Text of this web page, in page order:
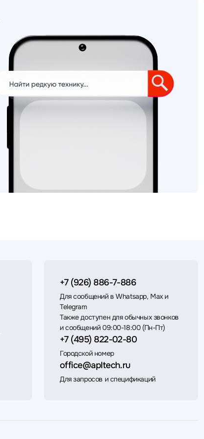
+7 (926) 886-7-886
Для сообщений в Whatsapp, Max и
Telegram
Также доступен для обычных звонков
и сообщений 09:00-18:00 (Пн-Пт)
+7 (495) 822-02-80
Городской номер
office@apltech.ru
Для запросов и спецификаций